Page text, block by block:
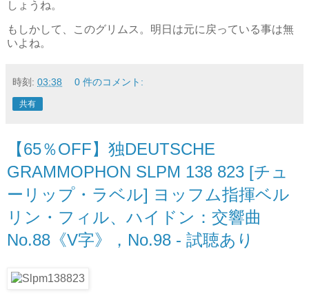
しょうね。
もしかして、このグリムス。明日は元に戻っている事は無
いよね。
時刻: 03:38 0 件のコメント:
共有
【65％OFF】独DEUTSCHE
GRAMMOPHON SLPM 138 823 [チュ
ーリップ・ラベル] ヨッフム指揮ベル
リン・フィル、ハイドン：交響曲
No.88《V字》，No.98 - 試聴あり